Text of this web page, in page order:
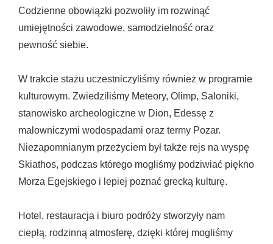
Codzienne obowiązki pozwoliły im rozwinąć
umiejętności zawodowe, samodzielność oraz
pewność siebie.
W trakcie stażu uczestniczyliśmy również w programie
kulturowym. Zwiedziliśmy Meteory, Olimp, Saloniki,
stanowisko archeologiczne w Dion, Edessę z
malowniczymi wodospadami oraz termy Pozar.
Niezapomnianym przeżyciem był także rejs na wyspę
Skiathos, podczas którego mogliśmy podziwiać piękno
Morza Egejskiego i lepiej poznać grecką kulturę.
Hotel, restauracja i biuro podróży stworzyły nam
ciepłą, rodzinną atmosferę, dzięki której mogliśmy